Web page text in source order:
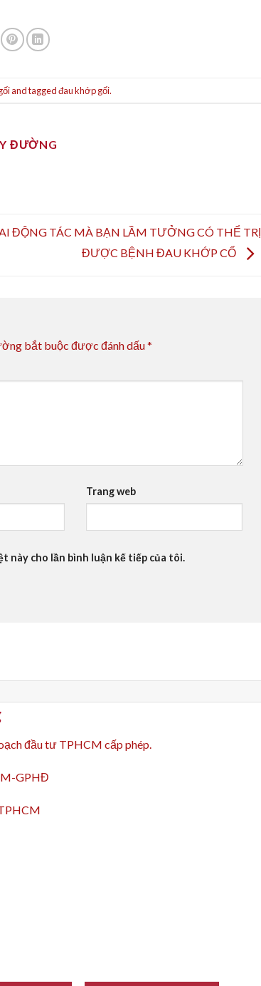
and taggedđau khớp gối.
ĐƯỜNG
ĐỘNG TÁC MÀ BẠN LẦM TƯỞNG CÓ THỂ TRỊ
ĐƯỢC BỆNH ĐAU KHỚP CỔ
bắt buộc được đánh dấu*
Trang web
này cho lần bình luận kế tiếp của tôi.
đầu tư TPHCM cấp phép.
GPHĐ